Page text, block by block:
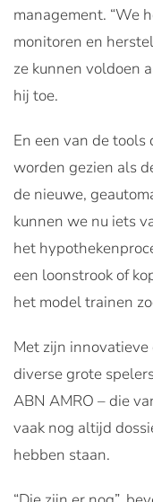
management. “We
monitoren en
ze kunnen voldoen
hij toe.
En een van de
worden gezien als
de nieuwe,
kunnen we nu iets
het
een loonstrook of
het model trainen
Met zijn
diverse grote
ABN AMRO – die
vaak nog altijd
hebben staan.